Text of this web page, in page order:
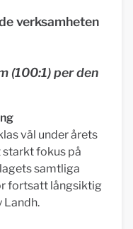
verksamheten
(100:1) per den
väl under årets
fokus på
samtliga
fortsatt långsiktig
Landh.